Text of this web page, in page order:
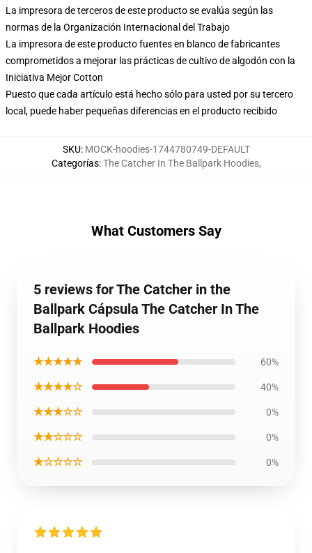
La impresora de terceros de este producto se evalúa según las
normas de la Organización Internacional del Trabajo
La impresora de este producto fuentes en blanco de fabricantes
comprometidos a mejorar las prácticas de cultivo de algodón con la
Iniciativa Mejor Cotton
Puesto que cada artículo está hecho sólo para usted por su tercero
local, puede haber pequeñas diferencias en el producto recibido
SKU: MOCK-hoodies-1744780749-DEFAULT
Categorías:The Catcher In The Ballpark Hoodies,
What Customers Say
5 reviews for The Catcher in the
Ballpark Cápsula The Catcher In The
Ballpark Hoodies
★★★★★ 60%
★★★★☆ 40%
★★★☆☆ 0%
★★☆☆☆ 0%
★☆☆☆☆ 0%